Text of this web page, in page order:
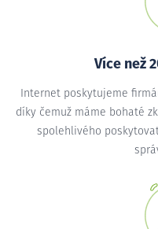
Více než
Internet poskytujeme
díky čemuž máme bohaté
spolehlivého